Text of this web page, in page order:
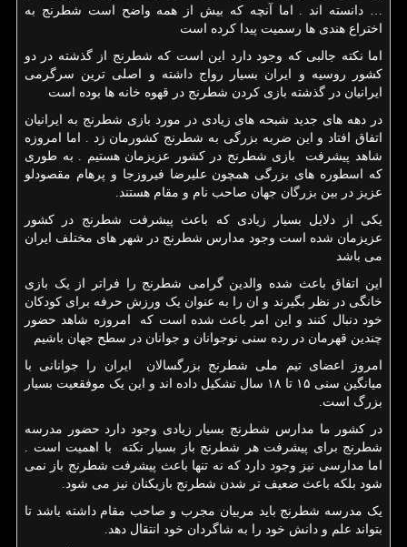
… دانسته اند . اما آنچه که بیش از همه واضح است شطرنج به
اختراع هندی ها رسمیت پیدا کرده است
اما نکته جالبی که وجود دارد این است که شطرنج از گذشته در دو
کشور روسیه و ایران بسیار رواج داشته و اصلی ترین سرگرمی
ایرانیان در گذشته بازی کردن شطرنج در قهوه خانه ها بوده است
در دهه های جدید شبحه های زیادی در مورد بازی شطرنج به ایرانیان
اتفاق افتاد و این ضربه بزرگی به شطرنج کشورمان زد . اما امروزه
شاهد پیشرفت بازی شطرنج در کشور عزیزمان هستیم . به طوری
که اسطوره های بزرگی همچون علیرضا فیروزجا و پرهام مقصودلو
عزیز در بین بزرگان جهان صاحب نام و مقام هستند.
یکی از دلایل بسیار زیادی که باعث پیشرفت شطرنج در کشور
عزیزمان شده است وجود مدارس شطرنج در شهر های مختلف ایران
می باشد
این اتفاق باعث شده والدین گرامی شطرنج را فراتر از یک بازی
خانگی در نظر بگیرند و ان را به عنوان یک ورزش حرفه برای کودکان
خود دنبال کنند و این امر باعث شده است که امروزه شاهد حضور
چندین قهرمان در رده سنی نوجوانان و جوانان در سطح جهان باشیم
امروز اعضای تیم ملی شطرنج بزرگسالان ایران را جوانانی با
میانگین سنی ۱۵ تا ۱۸ سال تشکیل داده اند و این یک موفقعیت بسیار
بزرگ است.
در کشور ما مدارس شطرنج بسیار زیادی وجود دارد حضور مدرسه
شطرنج برای پیشرفت هر شطرنج باز بسیار نکته با اهمیت است .
اما مدارسی نیز وجود دارد که نه تنها باعث پیشرفت شطرنج باز نمی
شود بلکه باعث ضعیف تر شدن شطرنج بازیکنان نیز می شود.
یک مدرسه شطرنج باید مربیان مجرب و صاحب مقام داشته باشد تا
بتواند علم و دانش خود را به شاگردان خود انتقال دهد.